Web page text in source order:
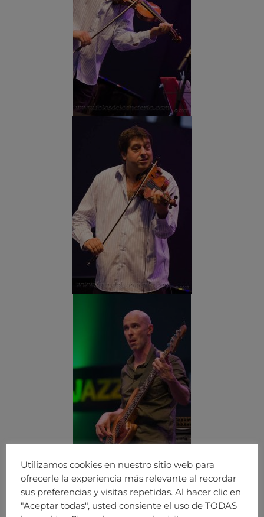
Utilizamos cookies en nuestro sitio web para
ofrecerle la experiencia más relevante al recordar
sus preferencias y visitas repetidas. Al hacer clic en
"Aceptar todas", usted consiente el uso de TODAS